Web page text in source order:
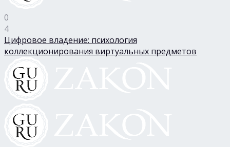
0
4
Цифровое владение: психология
коллекционирования виртуальных предметов